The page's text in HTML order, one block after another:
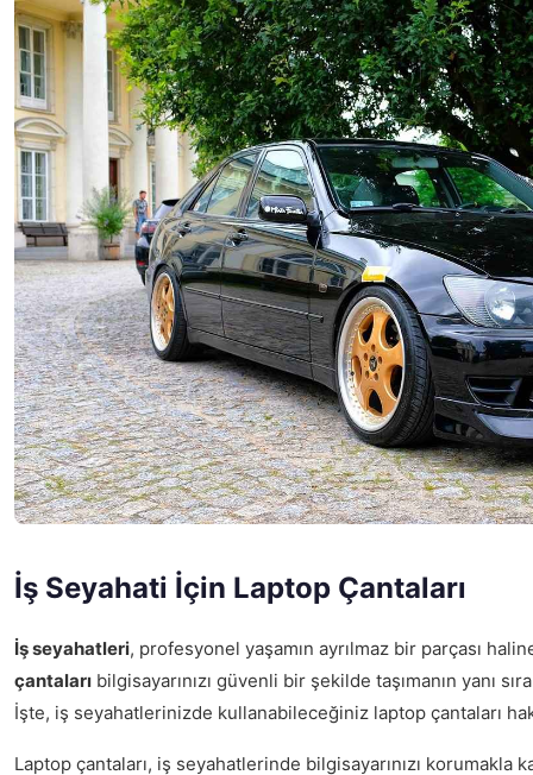
İş Seyahati İçin Laptop Çantaları
İş seyahatleri, profesyonel yaşamın ayrılmaz bir parçası
çantaları bilgisayarınızı güvenli bir şekilde taşımanın yanı
İşte, iş seyahatlerinizde kullanabileceğiniz laptop çantaları
Laptop çantaları, iş seyahatlerinde bilgisayarınızı korumakla